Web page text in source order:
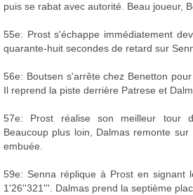
puis se rabat avec autorité. Beau joueur,
55e: Prost s'échappe immédiatement
quarante-huit secondes de retard sur
56e: Boutsen s'arrête chez Benetton
Il reprend la piste derrière Patrese et
57e: Prost réalise son meilleur tour
Beaucoup plus loin, Dalmas remonte
embuée.
59e: Senna réplique à Prost en signant
1'26''321'''. Dalmas prend la septième